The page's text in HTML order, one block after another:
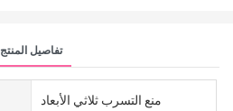
تفاصيل المنتج
منع التسرب ثلاثي الأبعاد